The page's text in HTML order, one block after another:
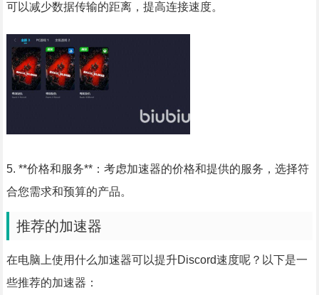
可以减少数据传输的距离，提高连接速度。
5. **价格和服务**：考虑加速器的价格和提供的服务，选择符
合您需求和预算的产品。
推荐的加速器
在电脑上使用什么加速器可以提升Discord速度呢？以下是一
些推荐的加速器：